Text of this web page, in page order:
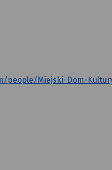
people/Miejski-Dom-